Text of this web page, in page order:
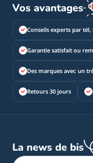
Vos avantages
Conseils experts par
Garantie satisfait ou
Des marques avec un
Retours 30 jours
La news de bis